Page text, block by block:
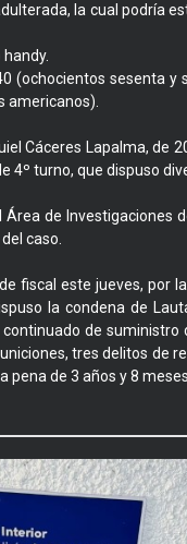
la cual podría
(ochocientos sesenta
americanos).
Cáceres Lapalma, de
4º turno, que dispuso
de Investigaciones
caso.
fiscal este jueves, por
la condena de
de
tres delitos de
pena de 3 años y 8